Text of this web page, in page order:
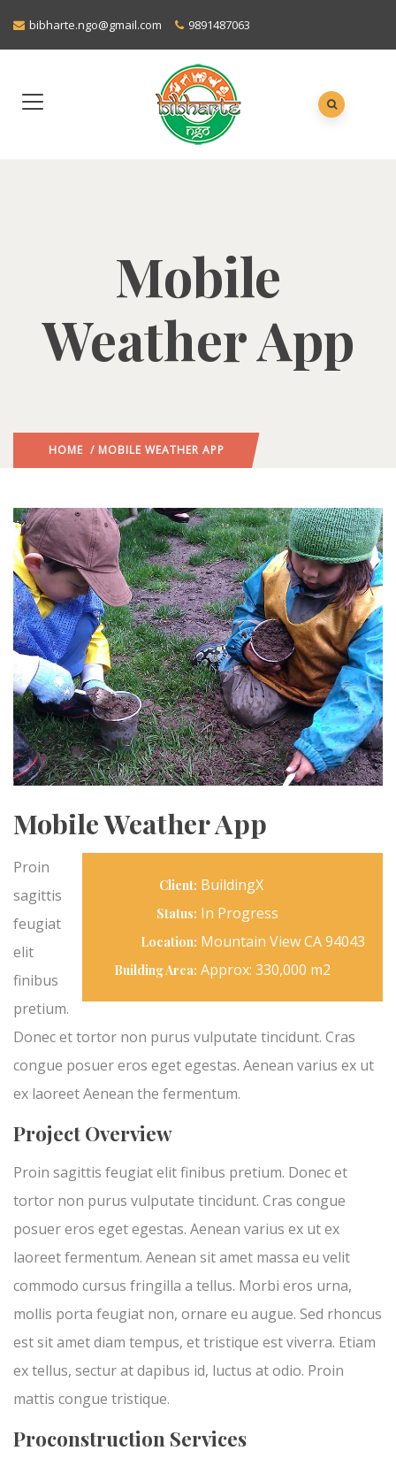
bibharte.ngo@gmail.com 9891487063
Mobile
Weather App
HOME / MOBILE WEATHER APP
Mobile Weather App
Client: BuildingX
Status: In Progress
Location: Mountain View CA 94043
Building Area: Approx: 330,000 m2
Proin
sagittis
feugiat
elit
finibus
pretium.
Donec et tortor non purus vulputate tincidunt. Cras
congue posuer eros eget egestas. Aenean varius ex ut
ex laoreet Aenean the fermentum.
Project Overview
Proin sagittis feugiat elit finibus pretium. Donec et
tortor non purus vulputate tincidunt. Cras congue
posuer eros eget egestas. Aenean varius ex ut ex
laoreet fermentum. Aenean sit amet massa eu velit
commodo cursus fringilla a tellus. Morbi eros urna,
mollis porta feugiat non, ornare eu augue. Sed rhoncus
est sit amet diam tempus, et tristique est viverra. Etiam
ex tellus, sectur at dapibus id, luctus at odio. Proin
mattis congue tristique.
Proconstruction Services